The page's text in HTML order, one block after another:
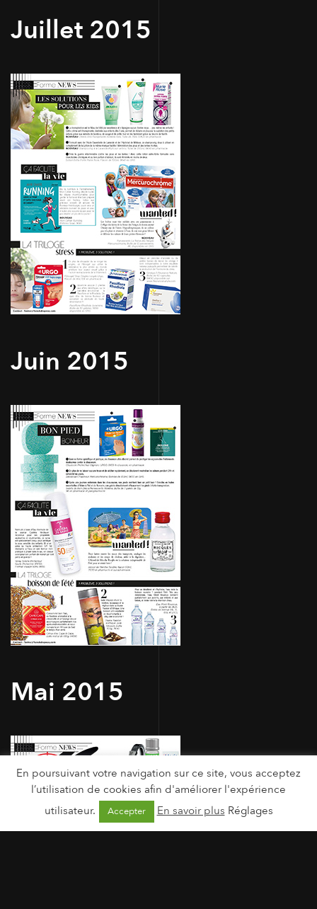
Juillet 2015
Juin 2015
Mai 2015
En poursuivant votre navigation sur ce site, vous acceptez
l’utilisation de cookies afin d'améliorer l'expérience
utilisateur.
Accepter En savoir plus Réglages